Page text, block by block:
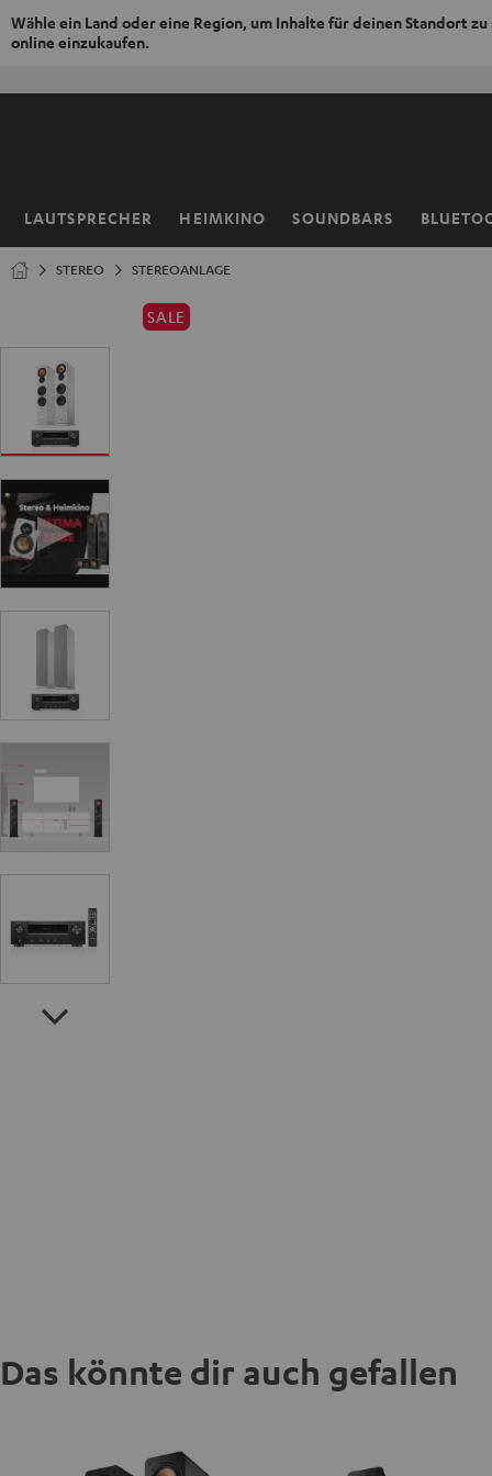
Wähle ein Land oder eine Region, um Inhalte für deinen Standort zu
online einzukaufen.
LAUTSPRECHER HEIMKINO SOUNDBARS
Startseite
STEREO STEREOANLAGE
SALE
Das könnte dir auch gefallen